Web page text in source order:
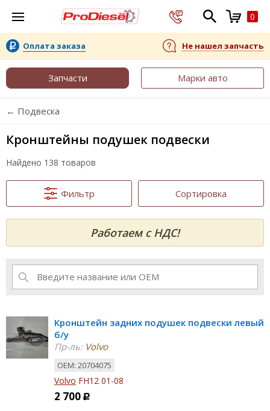
0
Оплата заказа Не нашел запчасть
Запчасти Марки авто
← Подвеска
Кронштейны подушек подвески
Найдено 138 товаров
Фильтр Сортировка
Работаем с НДС!
Кронштейн задних подушек подвески левый
б/у
Пр-ль:Volvo
ОЕМ: 20704075
Volvo FH12 01-08
2 700 Р